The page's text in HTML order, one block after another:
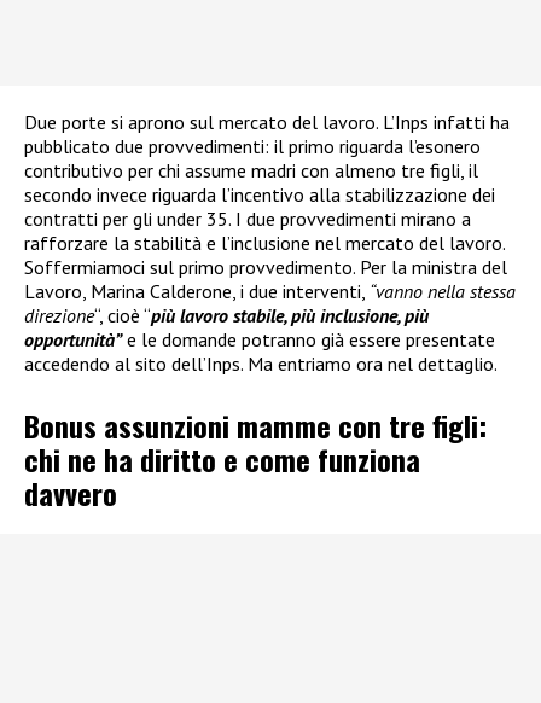
Due porte si aprono sul mercato del lavoro. L’Inps infatti ha
pubblicato due provvedimenti: il primo riguarda l’esonero
contributivo per chi assume madri con almeno tre figli, il
secondo invece riguarda l’incentivo alla stabilizzazione dei
contratti per gli under 35. I due provvedimenti mirano a
rafforzare la stabilità e l’inclusione nel mercato del lavoro.
Soffermiamoci sul primo provvedimento. Per la ministra del
Lavoro, Marina Calderone, i due interventi, “vanno nella stessa
direzione“, cioè “più lavoro stabile, più inclusione, più
opportunità”e le domande potranno già essere presentate
accedendo al sito dell’Inps. Ma entriamo ora nel dettaglio.
Bonus assunzioni mamme con tre figli:
chi ne ha diritto e come funziona
davvero